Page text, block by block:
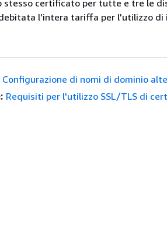
stesso certificato per tutte e tre le
l'intera tariffa per l'utilizzo di
Configurazione di nomi di dominio
Requisiti per l'utilizzo SSL/TLS di